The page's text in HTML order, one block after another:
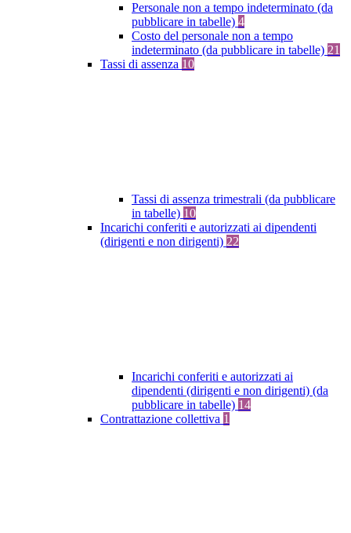
Personale non a tempo indeterminato (da
pubblicare in tabelle) 4
Costo del personale non a tempo
indeterminato (da pubblicare in tabelle) 21
Tassi di assenza 10
Tassi di assenza trimestrali (da pubblicare
in tabelle) 10
Incarichi conferiti e autorizzati ai dipendenti
(dirigenti e non dirigenti) 22
Incarichi conferiti e autorizzati ai
dipendenti (dirigenti e non dirigenti) (da
pubblicare in tabelle) 14
Contrattazione collettiva 1